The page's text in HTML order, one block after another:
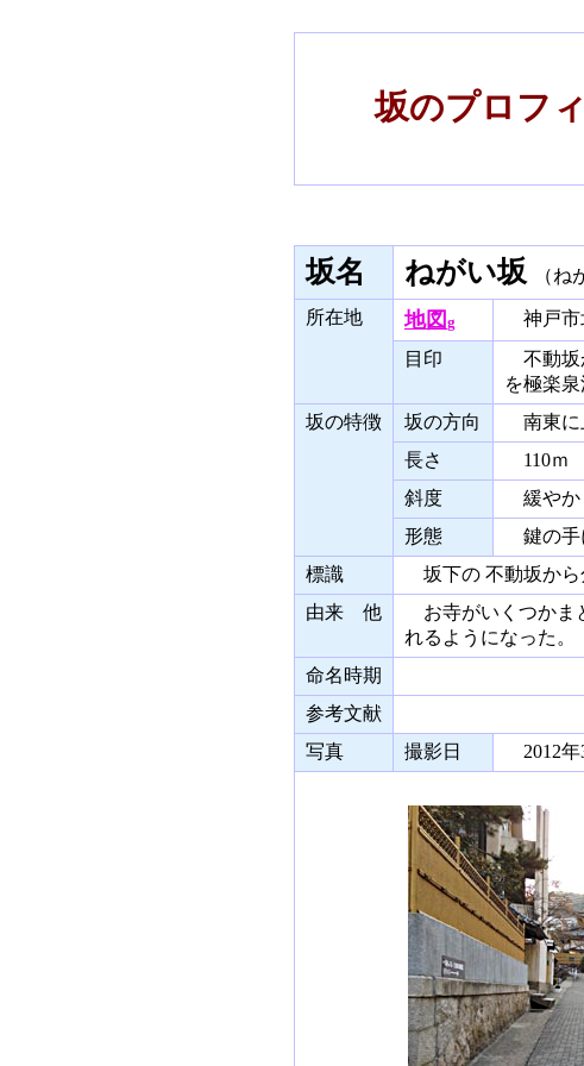
坂のプロフィ
坂名 ねがい坂 （ね
所在地 地図 g
神戸市
目印
不動坂
を極楽泉
坂の特徴
坂の方向
南東に
長さ
110ｍ
斜度
緩やか
形態
鍵の手
標識
坂下の 不動坂から
由来 他
お寺がいくつかま
れるようになった。
命名時期
参考文献
写真
撮影日 2012年